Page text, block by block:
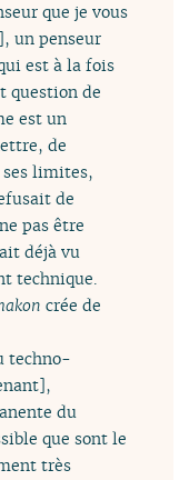
que je vous
], un penseur
est à la fois
question de
est un
de
limites,
de
pas être
déjà vu
technique.
crée de
techno-
du
que sont le
très